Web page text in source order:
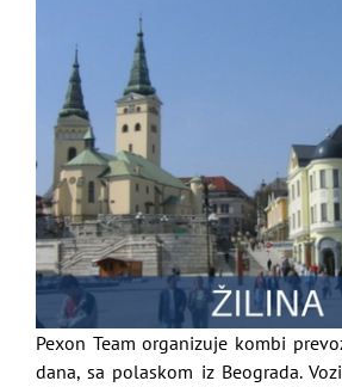
Pexon Team organizuje kombi
dana, sa polaskom iz Beograda.